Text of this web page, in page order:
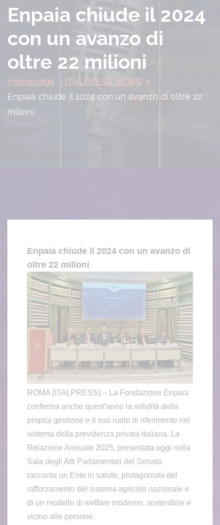
Enpaia chiude il 2024
con un avanzo di
oltre 22 milioni
Homepage
ITALPRESS NEWS
Enpaia chiude il 2024 con un avanzo di oltre 22
milioni
Enpaia chiude il 2024 con un avanzo di
oltre 22 milioni
ROMA (ITALPRESS) – La Fondazione Enpaia
conferma anche quest’anno la solidità della
propria gestione e il suo ruolo di riferimento nel
sistema della previdenza privata italiana. La
Relazione Annuale 2025, presentata oggi nella
Sala degli Atti Parlamentari del Senato,
racconta un Ente in salute, protagonista del
rafforzamento del sistema agricolo nazionale e
di un modello di welfare moderno, sostenibile e
vicino alle persone.